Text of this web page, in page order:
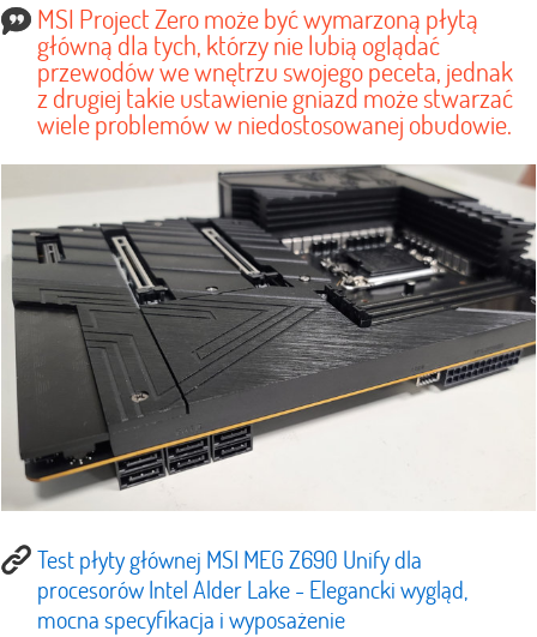
MSI Project Zero może być wymarzoną płytą
główną dla tych, którzy nie lubią oglądać
przewodów we wnętrzu swojego peceta, jednak
z drugiej takie ustawienie gniazd może stwarzać
wiele problemów w niedostosowanej obudowie.
Test płyty głównej MSI MEG Z690 Unify dla
procesorów Intel Alder Lake - Elegancki wygląd,
mocna specyfikacja i wyposażenie